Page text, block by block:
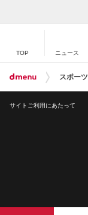
TOP ニュース
スポーツ
サイトご利用にあたって